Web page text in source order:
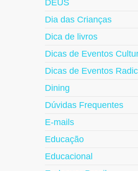
DEUS
Dia das Crianças
Dica de livros
Dicas de Eventos
Dicas de Eventos
Dining
Dúvidas Frequentes
E-mails
Educação
Educacional